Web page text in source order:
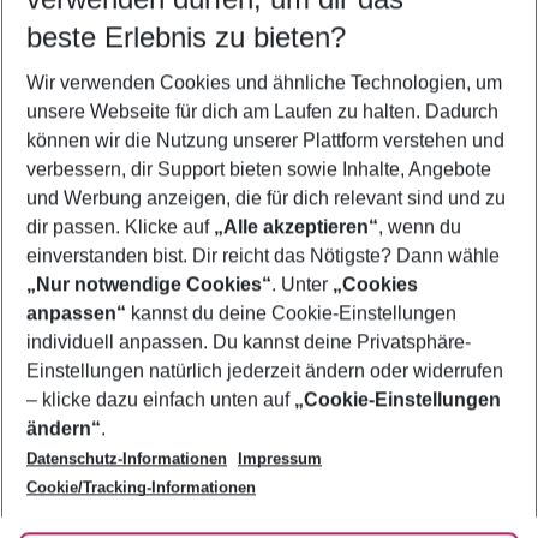
5-8 Nächte
2 Erwachsene Keine Kinder
Mehr Filter anzeigen
Footer
Footer navigation
Über uns
AGB
Bestpreisgarantie
Cookie-Einstellungen ändern
Cookie-Richtlinie
Agenturbetreuung
Barrierefreies Reisen
Folge uns
beste Erlebnis zu bieten?
Wir verwenden Cookies und ähnliche Technologien, um
unsere Webseite für dich am Laufen zu halten. Dadurch
können wir die Nutzung unserer Plattform verstehen und
verbessern, dir Support bieten sowie Inhalte, Angebote
und Werbung anzeigen, die für dich relevant sind und zu
dir passen. Klicke auf „Alle akzeptieren“, wenn du
einverstanden bist. Dir reicht das Nötigste? Dann wähle
„Nur notwendige Cookies“. Unter „Cookies
anpassen“ kannst du deine Cookie-Einstellungen
individuell anpassen. Du kannst deine Privatsphäre-
Einstellungen natürlich jederzeit ändern oder widerrufen
– klicke dazu einfach unten auf „Cookie-Einstellungen
ändern“.
Datenschutz-Informationen
Impressum
Cookie/Tracking-Informationen